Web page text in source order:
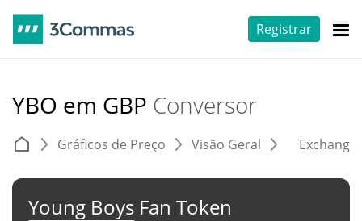
Registrar
YBO em GBP Conversor
Gráficos de Preço Visão Geral
Young Boys Fan Token